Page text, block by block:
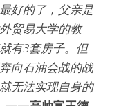
好的了，父亲是
贸易大学的教
有3套房子。但
向石油会战的战
无法实现自身的